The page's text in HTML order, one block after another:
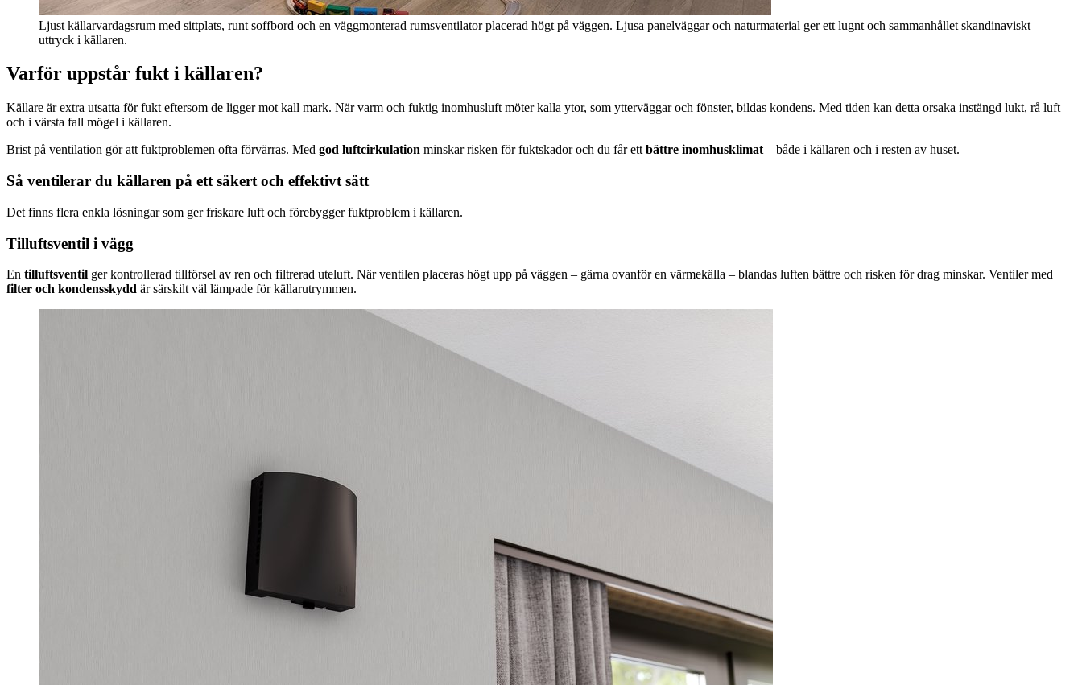
Ljust källarvardagsrum med sittplats, runt soffbord och en väggmonterad rumsventilator placerad högt på väggen. Ljusa panelväggar och naturmaterial ger ett lugnt och sammanhållet skandinaviskt
uttryck i källaren.
Varför uppstår fukt i källaren?
Källare är extra utsatta för fukt eftersom de ligger mot kall mark. När varm och fuktig inomhusluft möter kalla ytor, som ytterväggar och fönster, bildas kondens. Med tiden kan detta orsaka instängd lukt, rå luft
och i värsta fall mögel i källaren.
Brist på ventilation gör att fuktproblemen ofta förvärras. Med god luftcirkulation minskar risken för fuktskador och du får ett bättre inomhusklimat – både i källaren och i resten av huset.
Så ventilerar du källaren på ett säkert och effektivt sätt
Det finns flera enkla lösningar som ger friskare luft och förebygger fuktproblem i källaren.
Tilluftsventil i vägg
En tilluftsventil ger kontrollerad tillförsel av ren och filtrerad uteluft. När ventilen placeras högt upp på väggen – gärna ovanför en värmekälla – blandas luften bättre och risken för drag minskar. Ventiler med
filter och kondensskydd är särskilt väl lämpade för källarutrymmen.